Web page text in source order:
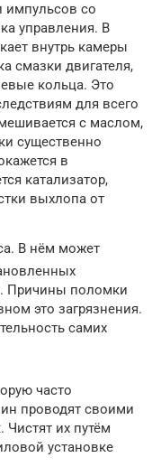
импульсов со
управления. В
внутрь камеры
смазки двигателя,
кольца. Это
для всего
с маслом,
существенно
в
катализатор,
выхлопа от
В нём может
Причины поломки
это загрязнения.
самих
часто
проводят своими
Чистят их путём
установке